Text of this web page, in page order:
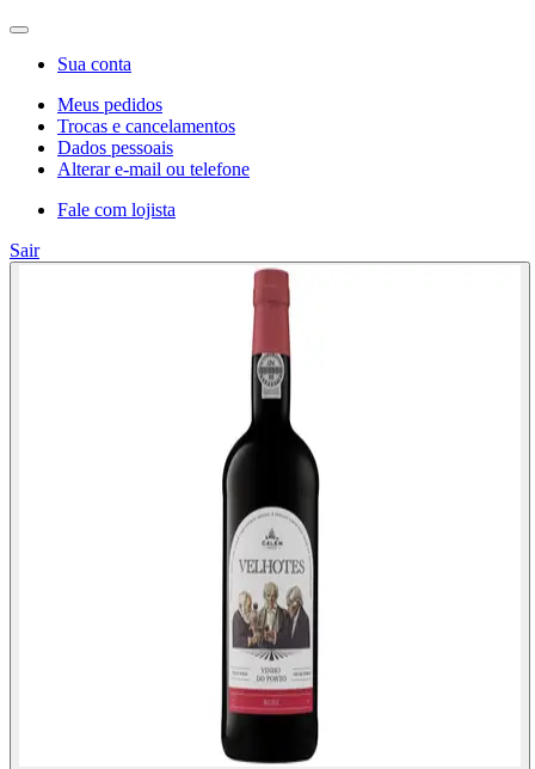
Sua conta
Meus pedidos
Trocas e cancelamentos
Dados pessoais
Alterar e-mail ou telefone
Fale com lojista
Sair